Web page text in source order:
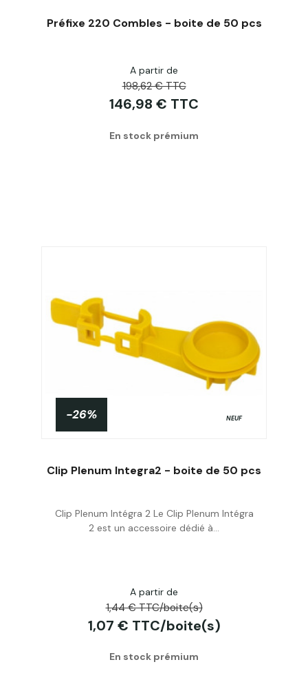
Acheter
Préfixe 220 Combles - boite de 50 pcs
A partir de
198,62 € TTC
146,98 € TTC
En stock prémium
Acheter
-26% NEUF
Clip Plenum Integra2 - boite de 50 pcs
Clip Plenum Intégra 2 Le Clip Plenum Intégra
2 est un accessoire dédié à...
A partir de
1,44 € TTC/boite(s)
1,07 € TTC/boite(s)
En stock prémium